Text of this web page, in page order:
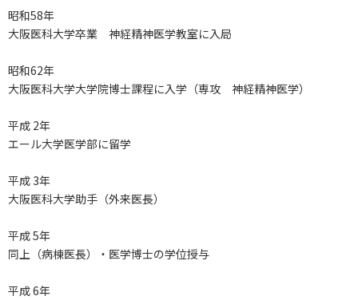
昭和58年
大阪医科大学卒業 神経精神医学教室に入局
昭和62年
大阪医科大学大学院博士課程に入学（専攻 神経精神医学）
平成 2年
エール大学医学部に留学
平成 3年
大阪医科大学助手（外来医長）
平成 5年
同上（病棟医長）・医学博士の学位授与
平成 6年